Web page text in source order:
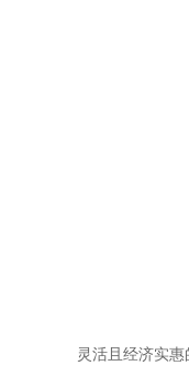
灵活且经济实